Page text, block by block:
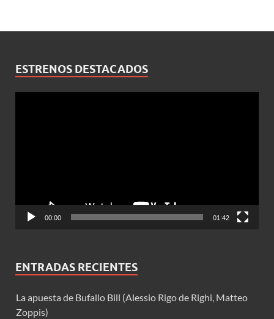
ESTRENOS DESTACADOS
00:00 01:42
ENTRADAS RECIENTES
La apuesta de Bufallo Bill (Alessio Rigo de Righi, Matteo
Zoppis)